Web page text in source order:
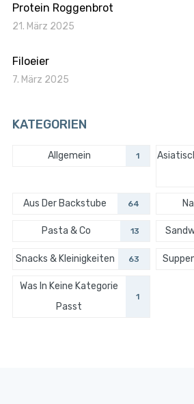
Protein Roggenbrot
21. März 2025
Filoeier
7. März 2025
KATEGORIEN
Allgemein 1
Aus Der Backstube 64
Pasta & Co 13
Snacks & Kleinigkeiten 63
Was In Keine Kategorie
Passt
1